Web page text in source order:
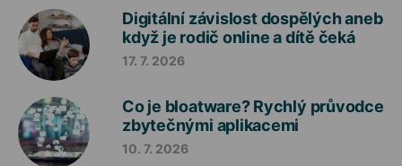
Digitální závislost dospělých aneb
když je rodič online a dítě čeká
17. 7. 2026
Co je bloatware? Rychlý průvodce
zbytečnými aplikacemi
10. 7. 2026